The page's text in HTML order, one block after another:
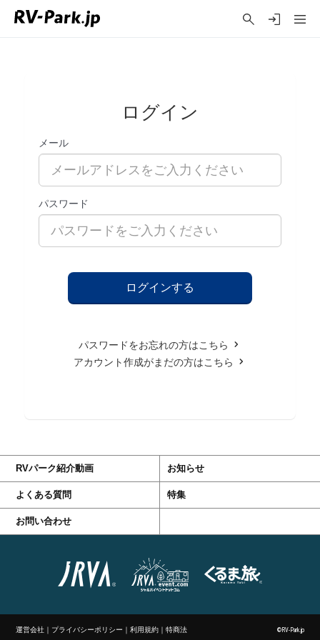
ログイン
メール
パスワード
パスワードをお忘れの方はこちら
アカウント作成がまだの方はこちら
RVパーク紹介動画 お知らせ
よくある質問 特集
お問い合わせ
運営会社 ｜ プライバシーポリシー ｜利用規約 ｜特商法 ©RV-Park.jp